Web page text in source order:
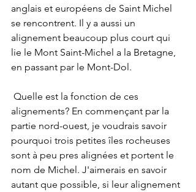
anglais et européens de Saint Michel
se rencontrent. Il y a aussi un
alignement beaucoup plus court qui
lie le Mont Saint-Michel a la Bretagne,
en passant par le Mont-Dol.
alignements? En commençant par la
partie nord-ouest, je voudrais savoir
pourquoi trois petites îles rocheuses
sont à peu pres alignées et portent le
nom de Michel. J'aimerais en savoir
autant que possible, si leur alignement